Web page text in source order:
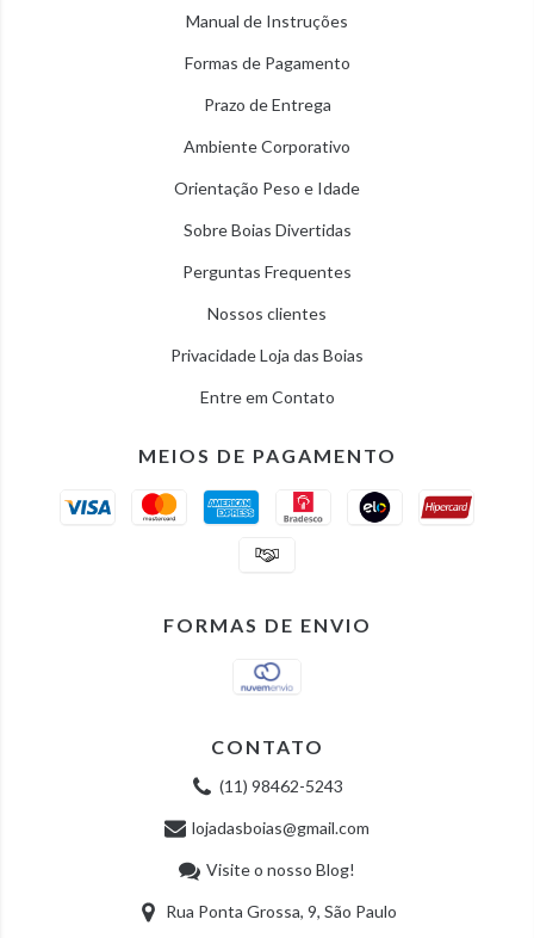
Manual de Instruções
Formas de Pagamento
Prazo de Entrega
Ambiente Corporativo
Orientação Peso e Idade
Sobre Boias Divertidas
Perguntas Frequentes
Nossos clientes
Privacidade Loja das Boias
Entre em Contato
MEIOS DE PAGAMENTO
FORMAS DE ENVIO
CONTATO
(11) 98462-5243
lojadasboias@gmail.com
Visite o nosso Blog!
Rua Ponta Grossa, 9, São Paulo